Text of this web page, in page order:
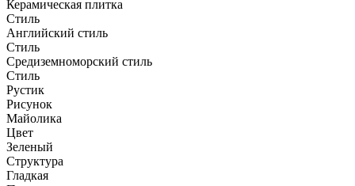
Керамическая плитка
Стиль
Английский стиль
Стиль
Средиземноморский стиль
Стиль
Рустик
Рисунок
Майолика
Цвет
Зеленый
Структура
Гладкая